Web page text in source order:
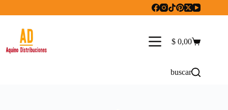
Carro
$ 0,00
buscar